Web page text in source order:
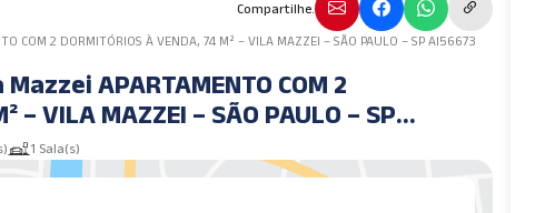
Compartilhe.
2 DORMITÓRIOS À VENDA, 74 M² – VILA MAZZEI – SÃO PAULO – SP AI56673
APARTAMENTO COM 2
– VILA MAZZEI – SÃO PAULO – SP
1 Sala(s)